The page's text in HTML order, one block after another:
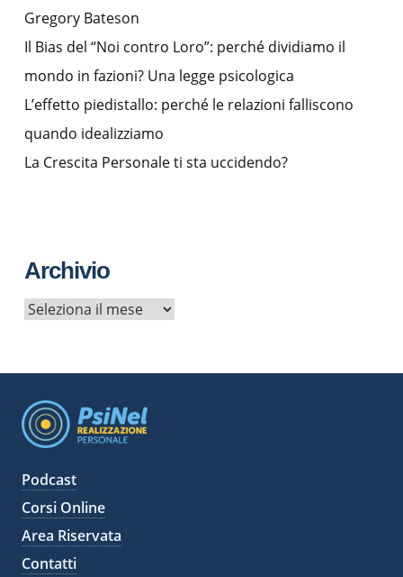
Gregory Bateson
Il Bias del “Noi contro Loro”: perché dividiamo il
mondo in fazioni? Una legge psicologica
L’effetto piedistallo: perché le relazioni falliscono
quando idealizziamo
La Crescita Personale ti sta uccidendo?
Archivio
A
i
v
Podcast
Corsi Online
Area Riservata
Contatti